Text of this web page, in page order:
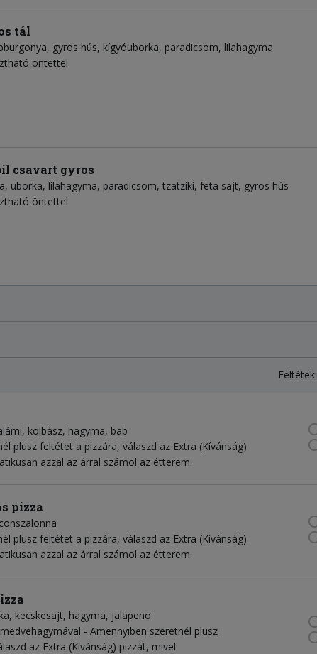
tál
gyros hús kígyóuborka paradicsom lilahagyma
öntettel
csavart gyros
uborka lilahagyma paradicsom tzatziki feta sajt gyros hús
öntettel
Feltétek:
kolbász hagyma bab
plusz feltétet a pizzára, válaszd az Extra (Kívánság)
azzal az árral számol az étterem.
pizza
plusz feltétet a pizzára, válaszd az Extra (Kívánság)
azzal az árral számol az étterem.
kecskesajt hagyma jalapeno
- Amennyiben szeretnél plusz
az Extra (Kívánság) pizzát, mivel